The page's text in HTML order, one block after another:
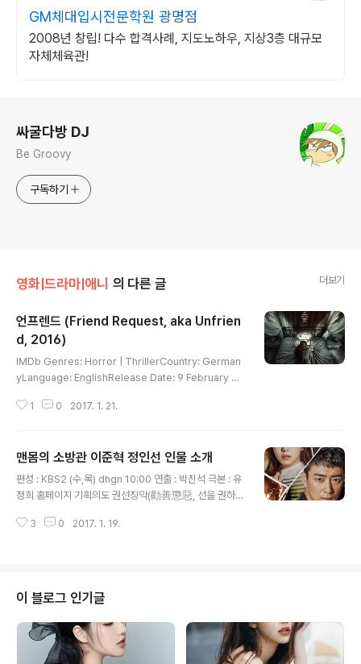
GM체대입시전문학원 광명점
2008년 창립! 다수 합격사례, 지도노하우, 지상3층 대규모
자체체육관!
싸굴다방 DJ
Be Groovy
구독하기
영화|드라마|애니 의 다른 글 더보기
언프렌드 (Friend Request, aka Unfrien
d, 2016)
IMDb Genres: Horror | ThrillerCountry: German
yLanguage: EnglishRelease Date: 9 February 20
wn As: UnfriendFilming Locations: Cape Town, S
S 친구 신청을 받는 인기녀 로라는 어느 날 SNS 친구가 아
무도 없는 의문의 소녀 마리나로부터 온 친구신청을 수락
하게 된다. 언제나 외톨이였던 마리나는 단 하나뿐인 친구
느낀 로라는 결국 마리나를 친구 목록에서..
1 0 2017. 1. 21.
맨몸의 소방관 이준혁 정인선 인물 소개
편성 : KBS2 (수,목) dhgn 10:00 연출 : 박진석 극본 : 유
정희 홈페이지 기획의도 권선징악(勸善懲惡, 선을 권하고
한 말이다. 그런데 생각해 보면 참 재미있는 말이 아닐 수
하려는 정의감이 만나 부딪힌다면 어떤 일이 벌어질까? 두
마음 모두 응원 받았으면 한다. 오해와 반목을 거듭하던 두
마음이 한 마음이 되어가는 과정을 그려가고자 한다. 그리
고 권선징악을 품은 이야기들이 그렇듯 통쾌한 결말을 기
대하게 만들 것이다. 혈기 왕성한 젊은 두 남녀의 이야기..
3 0 2017. 1. 19.
이 블로그 인기글